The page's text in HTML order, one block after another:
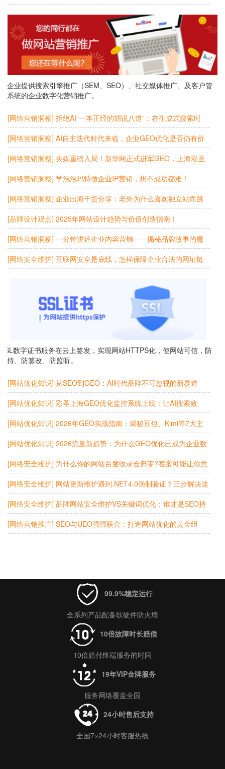
为企业提供搜索引擎推广（SEM、SEO）、社交媒体推广、及客户管
理系统的企业数字化营销推广。
[网络营销洞察] 拒绝AI“一本正经的胡说八道”：在生成式搜索时
代，重塑品牌的数字确定性
[网络营销洞察] AI自主迭代时代来临，企业GEO优化是否仍有价
值？
[网络营销洞察] 央媒重磅入局！新华网正式进军GEO，上海彩圣
科技如何借势领跑AI营销新赛道？
[网络营销洞察] 学泡泡玛特做企业IP营销，想不成功都难！
[网络营销洞察] 企业出海干货分享：老外为什么喜欢独立站而跳
过第三方平台网站？
[品牌设计观点] 2025年网站设计趋势与价值创造指南！
[网络营销洞察] 一分钟讲述企业内容营销——揭秘品牌故事的魔
力！
[网络安全维护] 互联网安全是底线，怎样保障企业合法的网址链
SSL数字证书服务在云上签发，实现网站HTTPS化，使网站可信，防
劫持、防篡改、防监听。
[网站优化知识] 从SEO到GEO：AI时代品牌不可忽视的新赛道
[网站优化知识] 彩圣上海GEO优化监控系统上线：让AI搜索效
果“看得见、摸得着”
[网站优化知识] 2026年GEO实战指南：揭秘豆包、Kimi等7大主
流AI大模型的收录偏好
[网站优化知识] 2026流量新趋势：为什么GEO优化已成为企业数
字化转型的“必选项”？
[网络安全维护] 为什么你的网站百度收录会归零?答案可能让你意
外
[网络安全维护] 网站更新维护遇到.NET4.0强制验证？三步解决这
个棘手问题
[网络安全维护] 品牌网站安全维护VS关键词优化：谁才是SEO持
续发力的真正引擎？
[网络营销推广] SEO与UEO强强联合：打造网站优化的黄金组
99.9%稳定运行
全系列产品配备软硬件防火墙
10倍故障时长赔偿
10倍赔付终端服务的时间
19年VIP金牌服务
服务网络覆盖全国
24小时售后支持
全国7×24小时客服热线